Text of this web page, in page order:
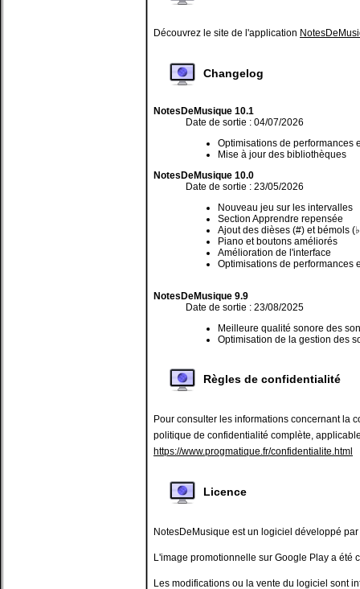
Découvrez le site de l'application
Changelog
NotesDeMusique 10.1
Date de sortie : 04/07/2026
Optimisations de performances
Mise à jour des bibliothèques
NotesDeMusique 10.0
Date de sortie : 23/05/2026
Nouveau jeu sur les intervalles
Section Apprendre repensée
Ajout des dièses (#) et bémols
Piano et boutons améliorés
Amélioration de l'interface
Optimisations de performances
NotesDeMusique 9.9
Date de sortie : 23/08/2025
Meilleure qualité sonore des
Optimisation de la gestion des
NotesDeMusique 9.8
Optimisations de performances
Mise à jour des bibliothèques
Date de sortie : 08/06/2025
Date de sortie : 12/05/2025
Optimisations de
Règles de confidentialité
Pour consulter les informations concernant la
politique de confidentialité complète,
https://www.progmatique.fr/confidentialite.html
Licence
NotesDeMusique est un logiciel développé
L'image promotionnelle sur Google Play a été
Les modifications ou la vente du logiciel sont